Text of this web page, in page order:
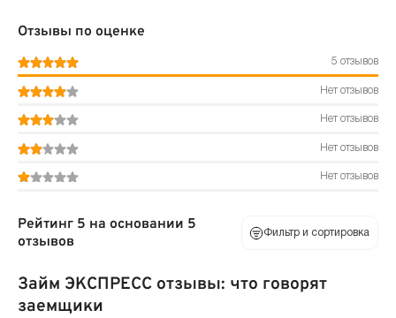
Отзывы по оценке
5 отзывов
Нет отзывов
Нет отзывов
Нет отзывов
Нет отзывов
Рейтинг 5 на основании 5
отзывов
Фильтр и сортировка
По оценке
Займ ЭКСПРЕСС отзывы: что говорят
заемщики